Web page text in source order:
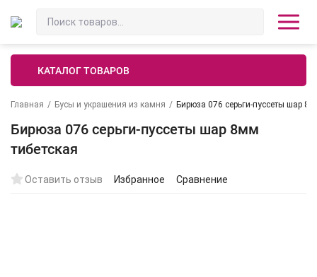
КАТАЛОГ ТОВАРОВ
Главная / Бусы и украшения из камня / Бирюза 076 серьги-пуссеты шар
Бирюза 076 серьги-пуссеты шар 8мм
тибетская
Оставить отзыв Избранное Сравнение